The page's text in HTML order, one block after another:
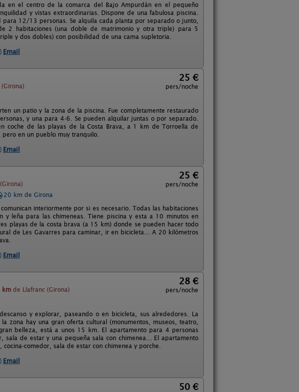
en el centro de la comarca del Bajo Ampurdàn en el pequeño
y vistas extraordinarias. Dispone de una fabulosa piscina.
12/13 personas. Se alquila cada planta por separado o junto,
2 habitaciones (una doble de matrimonio y otra triple) para 5
y dos dobles) con posibilidad de una cama supletoria.
Email
25 €
pers/noche
un patio y la zona de la piscina. Fue completamente restaurado
y una para 4-6. Se pueden alquilar juntas o por separado.
coche de las playas de la Costa Brava, a 1 km de Torroella de
en un pueblo muy tranquilo.
Email
25 €
pers/noche
20 km de Girona
interiormente por si es necesario. Todas las habitaciones
y leña para las chimeneas. Tiene piscina y esta a 10 minutos en
playas de la costa brava (a 15 km) donde se pueden hacer todo
de Les Gavarres para caminar, ir en bicicleta... A 20 kilómetros
Email
km de Llafranc (Girona)
28 €
pers/noche
y explorar, paseando o en bicicleta, sus alrededores. La
zona hay una gran oferta cultural (monumentos, museos, teatro,
belleza, está a unos 15 km. El apartamento para 4 personas
de estar y una pequeña sala con chimenea... El apartamento
comedor, sala de estar con chimenea y porche.
Email
50 €